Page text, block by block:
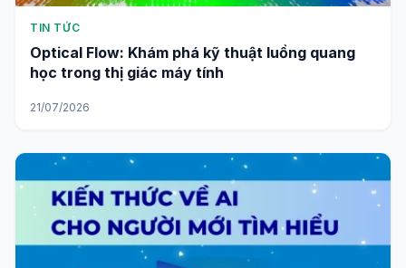
TIN TỨC
Optical Flow: Khám phá kỹ thuật luồng quang
học trong thị giác máy tính
21/07/2026